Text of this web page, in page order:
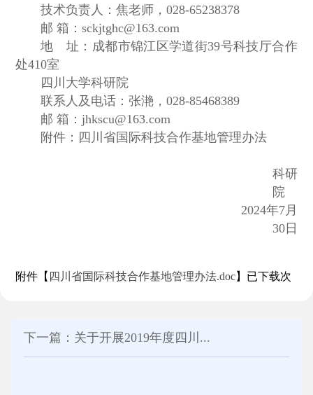
技术负责人：焦老师，028-65238378
邮 箱：sckjtghc@163.com
地 址：成都市锦江区学道街39号科技厅合作
处410室
四川大学科研院
联系人及电话：张滟，028-85468389
邮 箱：jhkscu@163.com
附件：四川省国际科技合作基地管理办法
科研
院
2024年7月
30日
附件【 四川省国际科技合作基地管理办法.doc】已下载次
下一篇：关于开展2019年度四川...